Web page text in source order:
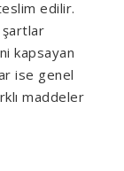
edilir.
kapsayan
ise genel
maddeler